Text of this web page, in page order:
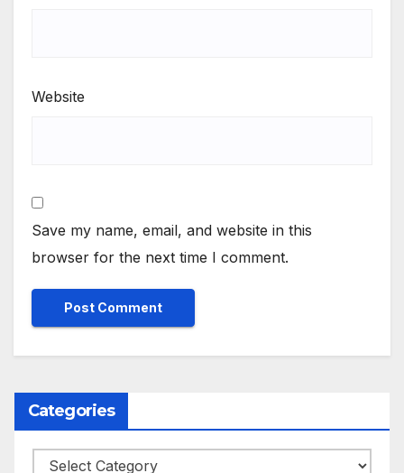
Website
Save my name, email, and website in this
browser for the next time I comment.
Categories
Categories